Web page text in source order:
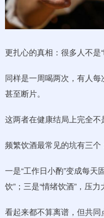
更扎心的真相：很多人不是
同样是一周喝两次，有人
甚至断片。
这两者在健康结局上完全不
频繁饮酒最常见的坑有三个
一是“工作日小酌”变成每天
饮”；三是“情绪饮酒”，压力
看起来都不算离谱，但共